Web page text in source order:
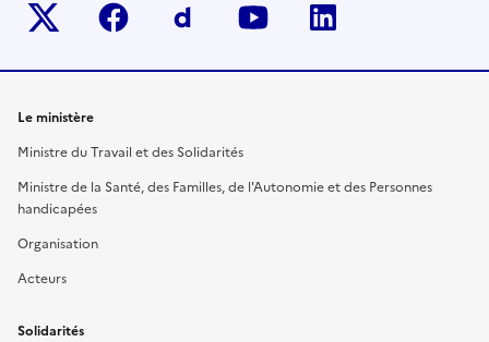
Twitter-x facebook Dailymotion
youtube
Le ministère
Ministre du Travail et des Solidarités
Ministre de la Santé, des Familles, de l'Autonomie et des Personnes
handicapées
Organisation
Acteurs
Solidarités